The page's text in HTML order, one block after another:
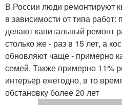
В России люди ремонтируют
в зависимости от типа
делают капитальный ремонт
столько же - раз в 15 лет, а
обновляют чаще - примерно
семей. Также примерно 11%
интерьер ежегодно, в то
обстановку более 20 лет